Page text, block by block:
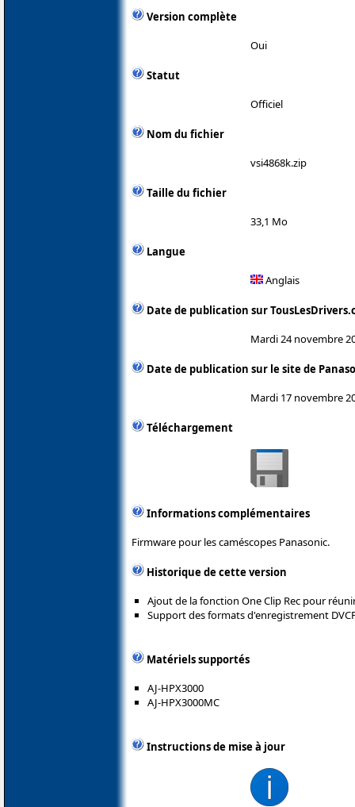
Version complète
Oui
Statut
Officiel
Nom du fichier
vsi4868k.zip
Taille du fichier
33,1 Mo
Langue
Anglais
Date de publication sur
Mardi 24 novembre
Date de publication sur le site de
Mardi 17 novembre
Téléchargement
Informations complémentaires
Firmware pour les caméscopes Panasonic.
Historique de cette version
Ajout de la fonction One Clip Rec pour
Support des formats d'enregistrement
Matériels supportés
AJ-HPX3000
AJ-HPX3000MC
Instructions de mise à jour